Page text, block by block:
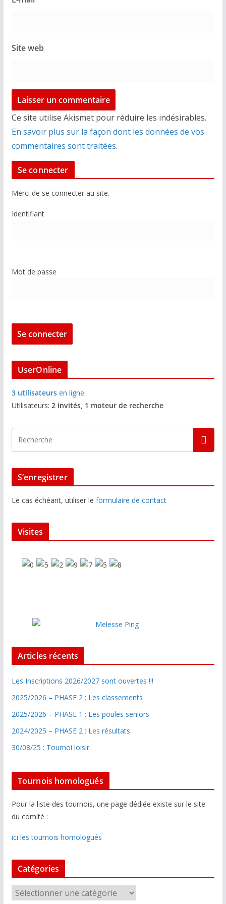
Site web
Ce site utilise Akismet pour réduire les indésirables.
En savoir plus sur la façon dont les données de vos
commentaires sont traitées.
Se connecter
Merci de se connecter au site.
Identifiant
Mot de passe
UserOnline
3 utilisateursen ligne
Utilisateurs: 2 invités, 1 moteur de recherche
S’enregistrer
Le cas échéant, utiliser le formulaire de contact
Visites
Articles récents
Les Inscriptions 2026/2027 sont ouvertes !!!
2025/2026 – PHASE 2 : Les classements
2025/2026 – PHASE 1 : Les poules seniors
2024/2025 – PHASE 2 : Les résultats
30/08/25 : Tournoi loisir
Tournois homologués
Pour la liste des tournois, une page dédiée existe sur le site
du comité :
ici les tournois homologués
Catégories